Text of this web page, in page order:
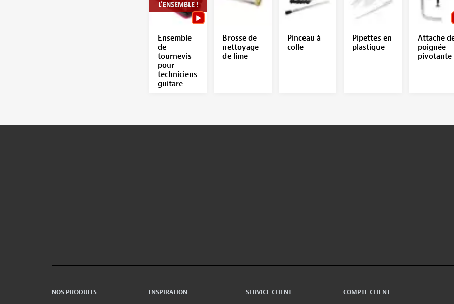
L’ENSEMBLE !
Ensemble
de
tournevis
pour
techniciens
guitare
Brosse de
nettoyage
de lime
Pinceau à
colle
Pipettes en
plastique
Attache
poignée
pivotante
NOS PRODUITS INSPIRATION SERVICE CLIENT COMPTE CLIENT